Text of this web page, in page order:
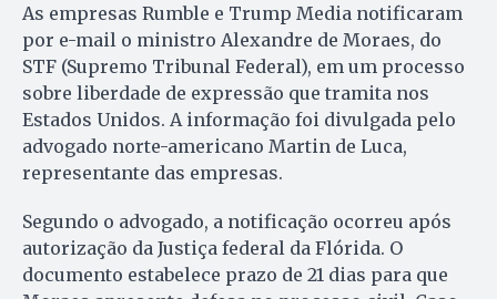
As empresas Rumble e Trump Media notificaram
por e-mail o ministro Alexandre de Moraes, do
STF (Supremo Tribunal Federal), em um processo
sobre liberdade de expressão que tramita nos
Estados Unidos. A informação foi divulgada pelo
advogado norte-americano Martin de Luca,
representante das empresas.
Segundo o advogado, a notificação ocorreu após
autorização da Justiça federal da Flórida. O
documento estabelece prazo de 21 dias para que